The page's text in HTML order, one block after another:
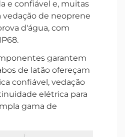
e confiável e, muitas
vedação de neoprene
d'água, com
garantem
de latão ofereçam
confiável, vedação
elétrica para
gama de